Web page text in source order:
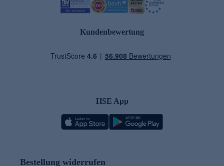
Kundenbewertung
HSE App
Bestellung widerrufen